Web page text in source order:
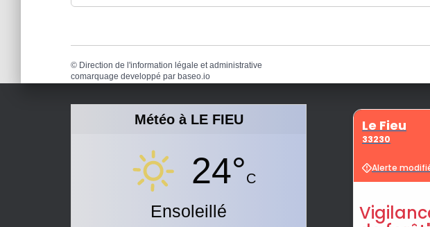
© Direction de l'information légale et administrative
comarquage developpé par baseo.io
Météo à LE FIEU
24°C
Ensoleillé